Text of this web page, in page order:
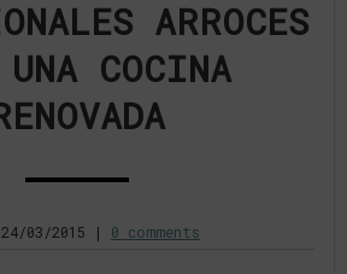
ARROCES
UNA COCINA
24/03/2015 | 0 comments